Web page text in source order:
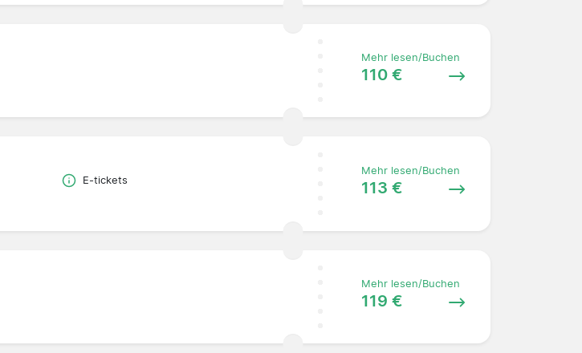
Mehr lesen/Buchen
110 €
E-tickets
Mehr lesen/Buchen
113 €
Mehr lesen/Buchen
119 €